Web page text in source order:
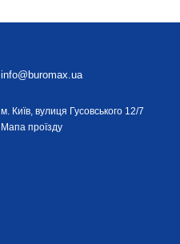
info@buromax.ua
м. Київ, вулиця Гусовського 12/7
Мапа проїзду